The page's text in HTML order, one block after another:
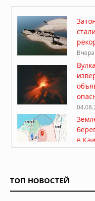
Вчера
в
ТОП НОВОСТЕЙ